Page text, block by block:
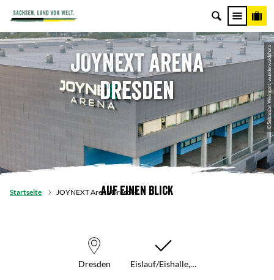
© Sebastian Weingart, wunderwaldphoto
JOYNEXT Arena
Dresden
Startseite JOYNEXT Arena Dresden
Auf einen Blick
Dresden Eislauf/Eishalle,…